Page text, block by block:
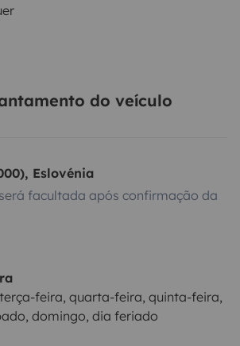
do veículo
Eslovénia
facultada após confirmação da
feira, quarta-feira, quinta-feira,
domingo, dia feriado